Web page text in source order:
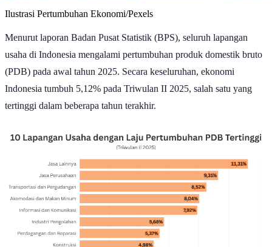
Ilustrasi Pertumbuhan Ekonomi/Pexels
Menurut laporan Badan Pusat Statistik (BPS), seluruh lapangan
usaha di Indonesia mengalami pertumbuhan produk domestik bruto
(PDB) pada awal tahun 2025. Secara keseluruhan, ekonomi
Indonesia tumbuh 5,12% pada Triwulan II 2025, salah satu yang
tertinggi dalam beberapa tahun terakhir.